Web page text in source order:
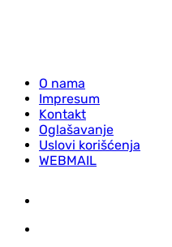
O nama
Impresum
Kontakt
Oglašavanje
Uslovi korišćenja
WEBMAIL